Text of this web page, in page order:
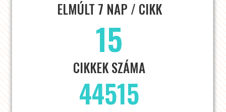
ELMÚLT 7 NAP / CIKK
15
CIKKEK SZÁMA
44515